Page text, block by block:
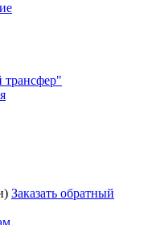
Заказать обратный